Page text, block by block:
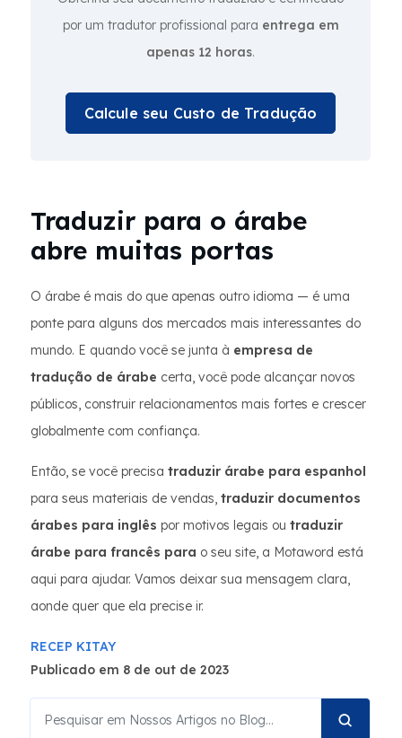
por um tradutor profissional para entrega em
apenas 12 horas.
Calcule seu Custo de Tradução
Traduzir para o árabe
abre muitas portas
O árabe é mais do que apenas outro idioma — é uma
ponte para alguns dos mercados mais interessantes do
mundo. E quando você se junta à empresa de
tradução de árabe certa, você pode alcançar novos
públicos, construir relacionamentos mais fortes e crescer
globalmente com confiança.
Então, se você precisa traduzir árabe para espanhol
para seus materiais de vendas, traduzir documentos
árabes para inglês por motivos legais ou traduzir
árabe para francês para o seu site, a Motaword está
aqui para ajudar. Vamos deixar sua mensagem clara,
aonde quer que ela precise ir.
RECEP KITAY
Publicado em 8 de out de 2023